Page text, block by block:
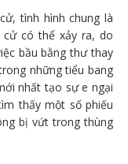
tình hình chung là
có thể xảy ra, do
bầu bằng thư thay
những tiểu bang
nhất tạo sự e ngại
thấy một số phiếu
bị vứt trong thùng